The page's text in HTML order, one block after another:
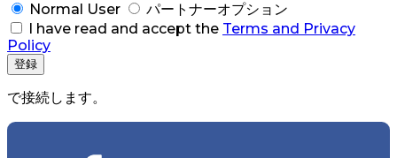
Normal User
パートナーオプション
I have read and accept the Terms and Privacy
Policy
で接続します。